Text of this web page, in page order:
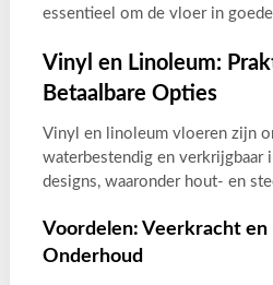
essentieel om de vloer in
Vinyl en Linoleum:
Betaalbare Opties
Vinyl en linoleum vloeren zijn
waterbestendig en verkrijgbaar
designs, waaronder hout- en
Voordelen: Veerkracht
Onderhoud